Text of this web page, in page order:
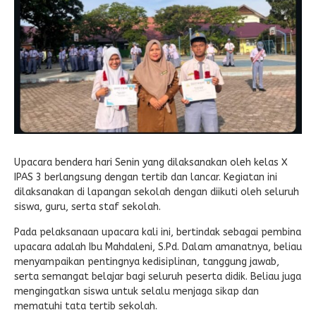
Upacara bendera hari Senin yang dilaksanakan oleh kelas X
IPAS 3 berlangsung dengan tertib dan lancar. Kegiatan ini
dilaksanakan di lapangan sekolah dengan diikuti oleh seluruh
siswa, guru, serta staf sekolah.
Pada pelaksanaan upacara kali ini, bertindak sebagai pembina
upacara adalah Ibu Mahdaleni, S.Pd. Dalam amanatnya, beliau
menyampaikan pentingnya kedisiplinan, tanggung jawab,
serta semangat belajar bagi seluruh peserta didik. Beliau juga
mengingatkan siswa untuk selalu menjaga sikap dan
mematuhi tata tertib sekolah.